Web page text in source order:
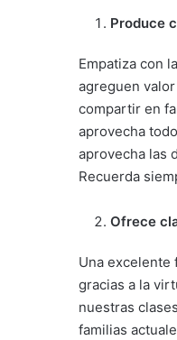
Produce
Empatiza con
agreguen
compartir en
aprovecha
aprovecha las
Recuerda
Ofrece
Una excelente
gracias a la
nuestras
familias